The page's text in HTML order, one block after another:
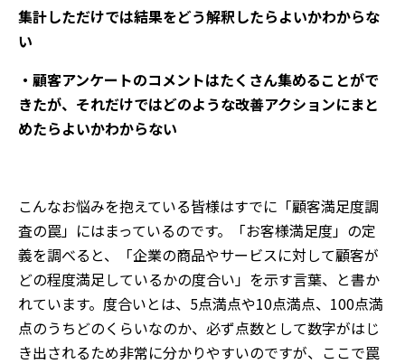
集計しただけでは結果をどう解釈したらよいかわからな
い
・顧客アンケートのコメントはたくさん集めることがで
きたが、それだけではどのような改善アクションにまと
めたらよいかわからない
こんなお悩みを抱えている皆様はすでに「顧客満足度調
査の罠」にはまっているのです。「お客様満足度」の定
義を調べると、「企業の商品やサービスに対して顧客が
どの程度満足しているかの度合い」を示す言葉、と書か
れています。度合いとは、5点満点や10点満点、100点満
点のうちどのくらいなのか、必ず点数として数字がはじ
き出されるため非常に分かりやすいのですが、ここで罠